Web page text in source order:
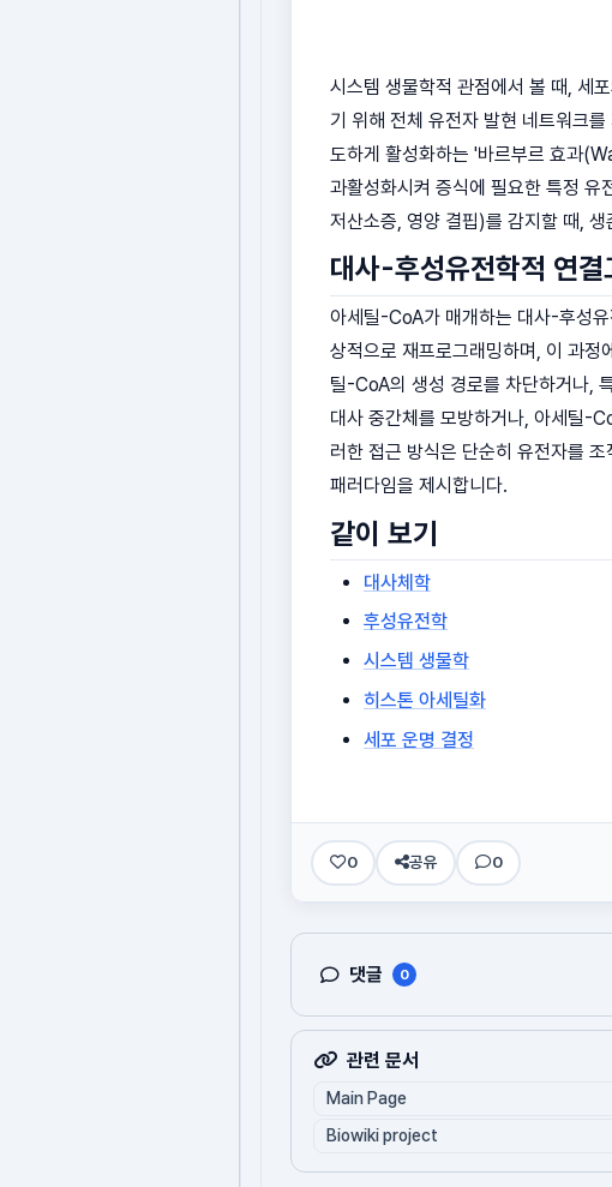
시스템 생물학적 관점에서 볼 때, 세
기 위해 전체 유전자 발현 네트워크
도하게 활성화하는 '바르부르 효과
과활성화시켜 증식에 필요한 특정
저산소증, 영양 결핍)를 감지할 때,
대사-후성유전학적 연
아세틸-CoA가 매개하는 대사-후성
상적으로 재프로그래밍하며, 이 과정
틸-CoA의 생성 경로를 차단하거나,
대사 중간체를 모방하거나, 아세틸-
러한 접근 방식은 단순히 유전자를
패러다임을 제시합니다.
같이 보기
대사체학
후성유전학
시스템 생물학
히스톤 아세틸화
세포 운명 결정
0 공유 0
댓글 0
관련 문서
Main Page
Biowiki project